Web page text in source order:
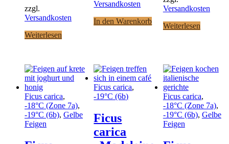
zzgl.
Versandkosten
Weiterlesen
Versandkosten
In den Warenkorb
Versandkosten
Weiterlesen
Ficus carica,
-18°C (Zone 7a),
-19°C (6b), Gelbe
Feigen
Ficus carica,
-19°C (6b)
Ficus
carica
Ficus carica,
-18°C (Zone 7a),
-19°C (6b), Gelbe
Feigen